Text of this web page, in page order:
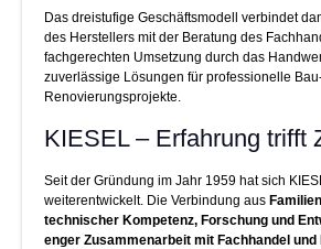
Das dreistufige Geschäftsmodell verbindet
des Herstellers mit der Beratung des
fachgerechten Umsetzung durch das
zuverlässige Lösungen für professionelle
Renovierungsprojekte.
KIESEL – Erfahrung trifft
Seit der Gründung im Jahr 1959 hat sich
weiterentwickelt. Die Verbindung aus
technischer Kompetenz, Forschung und
enger Zusammenarbeit mit Fachhandel und